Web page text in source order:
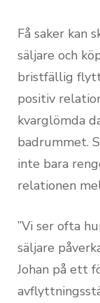
Få saker kan
säljare och
bristfällig
positiv
kvarglömda
badrummet.
inte bara
relationen
”Vi ser ofta
säljare
Johan på ett